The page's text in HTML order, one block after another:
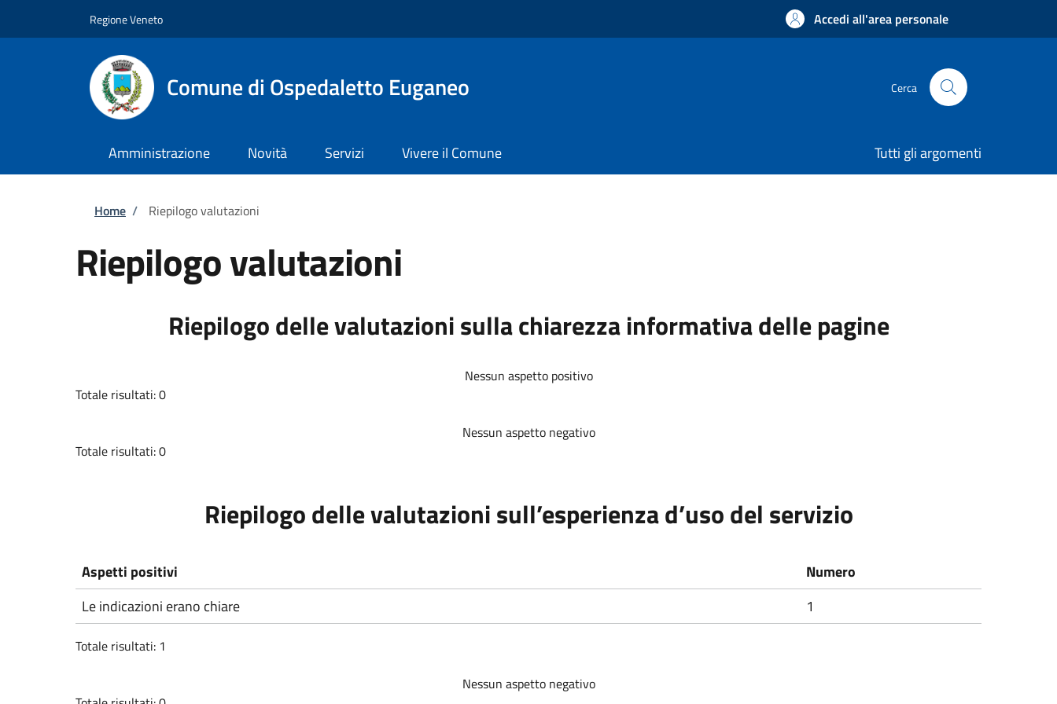
Regione Veneto Accedi all'area personale
Comune di Ospedaletto Euganeo Cerca
Amministrazione Novità Servizi Vivere il Comune Tutti gli argomenti
Briciole di pane
Home / Riepilogo valutazioni
Riepilogo valutazioni
Riepilogo delle valutazioni sulla chiarezza informativa delle pagine
Nessun aspetto positivo
Totale risultati: 0
Nessun aspetto negativo
Totale risultati: 0
Riepilogo delle valutazioni sull’esperienza d’uso del servizio
Aspetti positivi
Numero
Le indicazioni erano chiare
1
Totale risultati: 1
Nessun aspetto negativo